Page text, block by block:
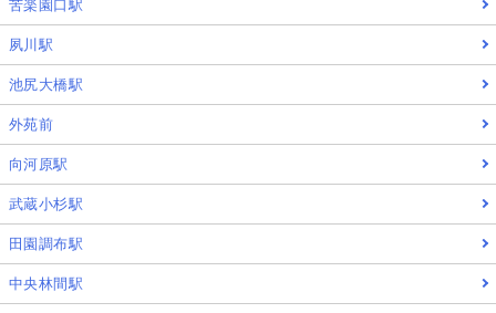
苦楽園口駅
夙川駅
池尻大橋駅
外苑前
向河原駅
武蔵小杉駅
田園調布駅
中央林間駅